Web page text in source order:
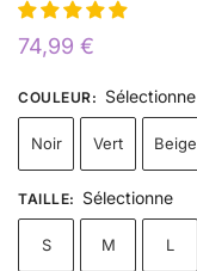
74,99 €
COULEUR: Sélectionne
Noir Vert Beige
TAILLE: Sélectionne
S M L